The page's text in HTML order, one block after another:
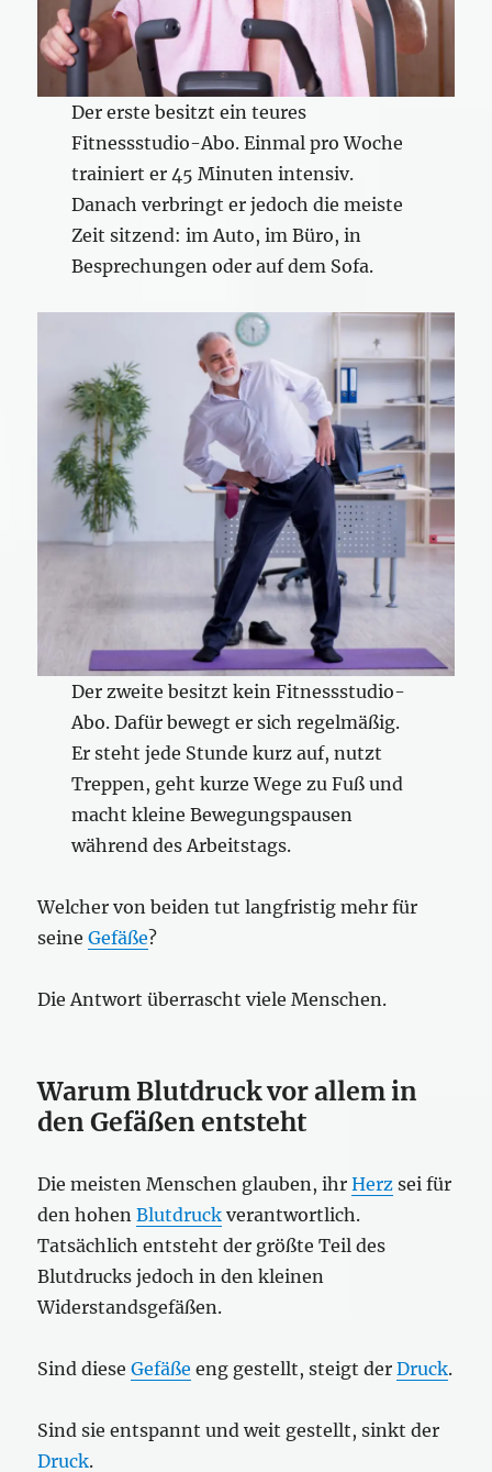
Der erste besitzt ein teures
Fitnessstudio-Abo. Einmal pro Woche
trainiert er 45 Minuten intensiv.
Danach verbringt er jedoch die meiste
Zeit sitzend: im Auto, im Büro, in
Besprechungen oder auf dem Sofa.
Der zweite besitzt kein Fitnessstudio-
Abo. Dafür bewegt er sich regelmäßig.
Er steht jede Stunde kurz auf, nutzt
Treppen, geht kurze Wege zu Fuß und
macht kleine Bewegungspausen
während des Arbeitstags.
Welcher von beiden tut langfristig mehr für
seineGefäße?
Die Antwort überrascht viele Menschen.
Warum Blutdruck vor allem in
den Gefäßen entsteht
Die meisten Menschen glauben, ihrHerz sei für
den hohenBlutdruck verantwortlich.
Tatsächlich entsteht der größte Teil des
Blutdrucks jedoch in den kleinen
Widerstandsgefäßen.
Sind dieseGefäße eng gestellt, steigt derDruck.
Sind sie entspannt und weit gestellt, sinkt der
Druck.